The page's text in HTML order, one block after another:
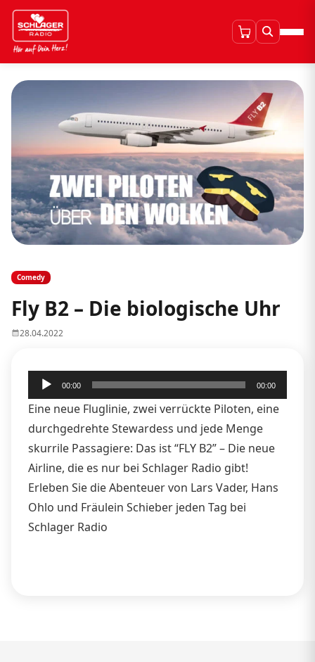
Comedy
Fly B2 – Die biologische Uhr
28.04.2022
Audio-
Player
00:00 00:00
Eine neue Fluglinie, zwei verrückte Piloten, eine
durchgedrehte Stewardess und jede Menge
skurrile Passagiere: Das ist “FLY B2” – Die neue
Airline, die es nur bei Schlager Radio gibt!
Erleben Sie die Abenteuer von Lars Vader, Hans
Ohlo und Fräulein Schieber jeden Tag bei
Schlager Radio